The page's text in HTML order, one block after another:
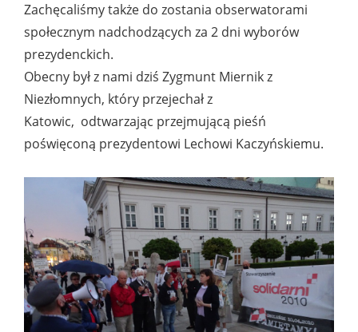
Zachęcaliśmy także do zostania obserwatorami
społecznym nadchodzących za 2 dni wyborów
prezydenckich.
Obecny był z nami dziś Zygmunt Miernik z
Niezłomnych, który przejechał z
Katowic, odtwarzając przejmującą pieśń
poświęconą prezydentowi Lechowi Kaczyńskiemu.